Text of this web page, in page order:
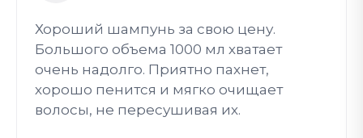
Хороший шампунь за свою цену.
Большого объема 1000 мл хватает
очень надолго. Приятно пахнет,
хорошо пенится и мягко очищает
волосы, не пересушивая их.